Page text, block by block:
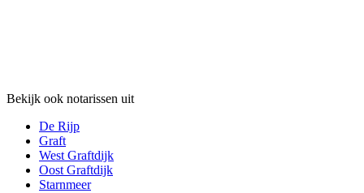
Bekijk ook notarissen uit
De Rijp
Graft
West Graftdijk
Oost Graftdijk
Starnmeer